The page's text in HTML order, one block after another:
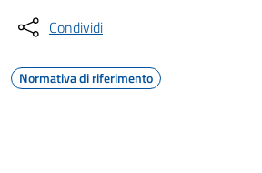
Condividi
Normativa di riferimento